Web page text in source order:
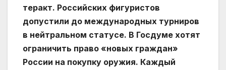
теракт. Российских фигуристов
допустили до международных турниров
в нейтральном статусе. В Госдуме хотят
ограничить право «новых граждан»
России на покупку оружия. Каждый